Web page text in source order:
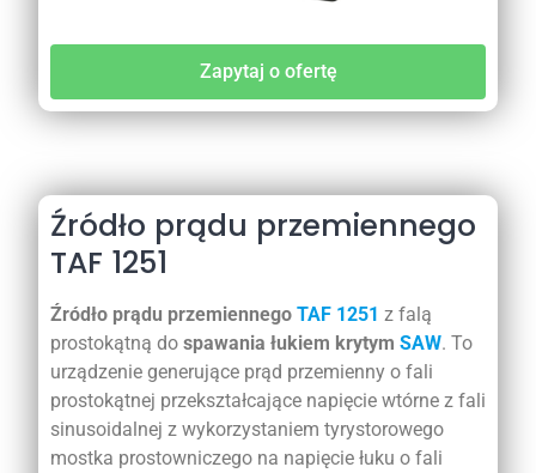
Zapytaj o ofertę
Źródło prądu przemiennego
TAF 1251
Źródło prądu przemiennego TAF 1251 z falą
prostokątną do spawania łukiem krytym SAW. To
urządzenie generujące prąd przemienny o fali
prostokątnej przekształcające napięcie wtórne z fali
sinusoidalnej z wykorzystaniem tyrystorowego
mostka prostowniczego na napięcie łuku o fali